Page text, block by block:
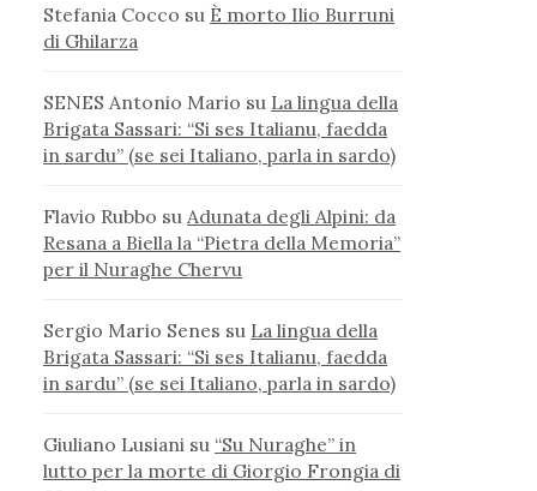
Stefania Cocco su È morto Ilio Burruni
di Ghilarza
SENES Antonio Mario su La lingua della
Brigata Sassari: “Si ses Italianu, faedda
in sardu” (se sei Italiano, parla in sardo)
Flavio Rubbo su Adunata degli Alpini: da
Resana a Biella la “Pietra della Memoria”
per il Nuraghe Chervu
Sergio Mario Senes su La lingua della
Brigata Sassari: “Si ses Italianu, faedda
in sardu” (se sei Italiano, parla in sardo)
Giuliano Lusiani su “Su Nuraghe” in
lutto per la morte di Giorgio Frongia di